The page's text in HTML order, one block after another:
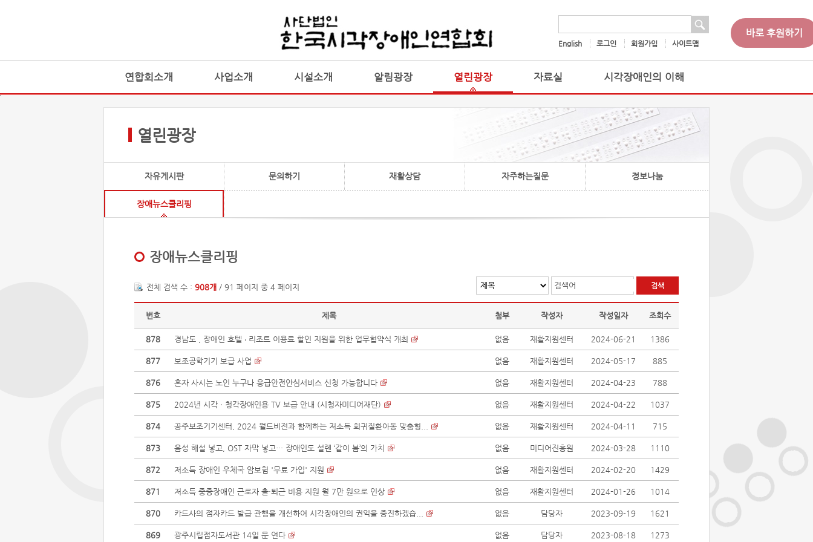
English 로그인 회원가입 사이트맵
바로 후원하기
연합회소개 사업소개 시설소개 알림광장 열린광장 자료실 시각장애인의 이해
열린광장
자유게시판 문의하기 재활상담 자주하는질문 정보나눔
장애뉴스클리핑
장애뉴스클리핑
검색어
전체 검색 수 : 908개 / 91 페이지 중 4 페이지
번호 제목 첨부 작성자 작성일자 조회수
878 경남도 , 장애인 호텔 ‧ 리조트 이용료 할인 지원을 위한 업무협약식 개최 없음 재활지원센터 2024-06-21 1386
877 보조공학기기 보급 사업 없음 재활지원센터 2024-05-17 885
876 혼자 사시는 노인 누구나 응급안전안심서비스 신청 가능합니다 없음 재활지원센터 2024-04-23 788
875 2024년 시각ㆍ청각장애인용 TV 보급 안내 (시청자미디어재단) 없음 재활지원센터 2024-04-22 1037
874 공주보조기기센터, 2024 월드비전과 함께하는 저소득 희귀질환아동 맞춤형... 없음 재활지원센터 2024-04-11 715
873 음성 해설 넣고, OST 자막 넣고… 장애인도 설렌 ‘같이 봄’의 가치 없음 미디어진흥원 2024-03-28 1110
872 저소득 장애인 우체국 암보험 '무료 가입' 지원 없음 재활지원센터 2024-02-20 1429
871 저소득 중증장애인 근로자 출·퇴근 비용 지원 월 7만 원으로 인상 없음 재활지원센터 2024-01-26 1014
870 카드사의 점자카드 발급 관행을 개선하여 시각장애인의 권익을 증진하겠습... 없음 담당자 2023-09-19 1621
869 광주시립점자도서관 14일 문 연다 없음 담당자 2023-08-18 1273